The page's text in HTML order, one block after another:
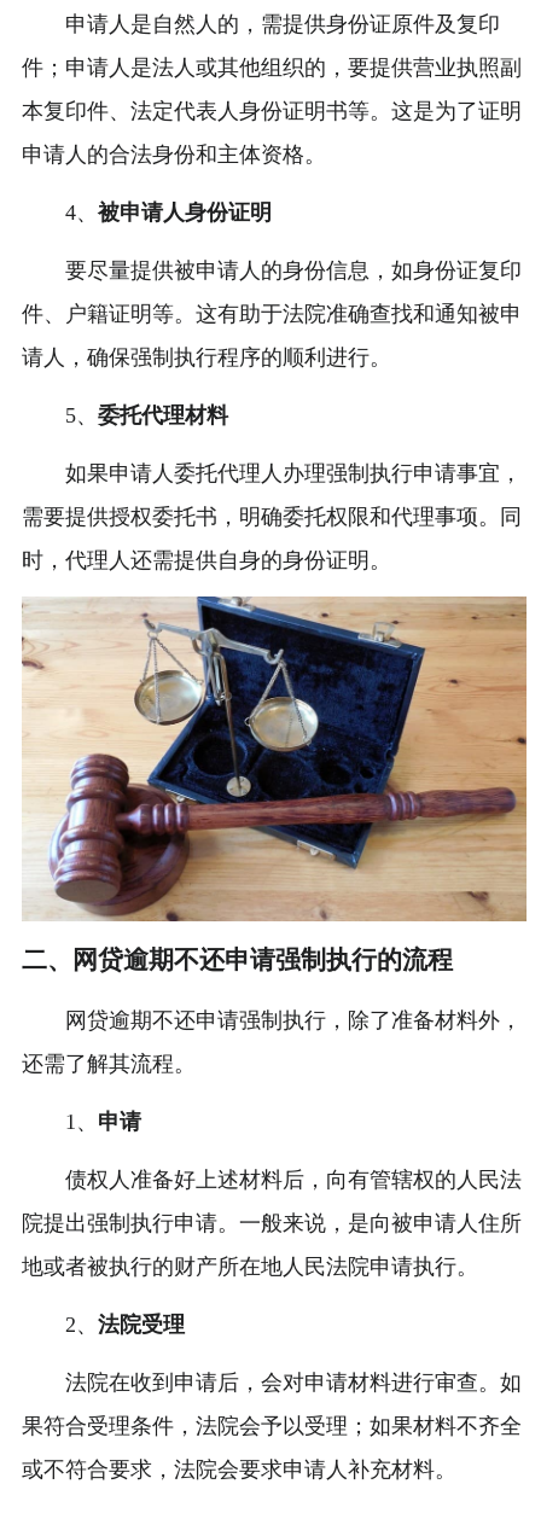
申请人是自然人的，需提供身份证原件及复印
件；申请人是法人或其他组织的，要提供营业执照副
本复印件、法定代表人身份证明书等。这是为了证明
申请人的合法身份和主体资格。
4、 被申请人身份证明
要尽量提供被申请人的身份信息，如身份证复印
件、户籍证明等。这有助于法院准确查找和通知被申
请人，确保强制执行程序的顺利进行。
5、 委托代理材料
如果申请人委托代理人办理强制执行申请事宜，
需要提供授权委托书，明确委托权限和代理事项。同
时，代理人还需提供自身的身份证明。
二、网贷逾期不还申请强制执行的流程
网贷逾期不还申请强制执行，除了准备材料外，
还需了解其流程。
1、 申请
债权人准备好上述材料后，向有管辖权的人民法
院提出强制执行申请。一般来说，是向被申请人住所
地或者被执行的财产所在地人民法院申请执行。
2、 法院受理
法院在收到申请后，会对申请材料进行审查。如
果符合受理条件，法院会予以受理；如果材料不齐全
或不符合要求，法院会要求申请人补充材料。